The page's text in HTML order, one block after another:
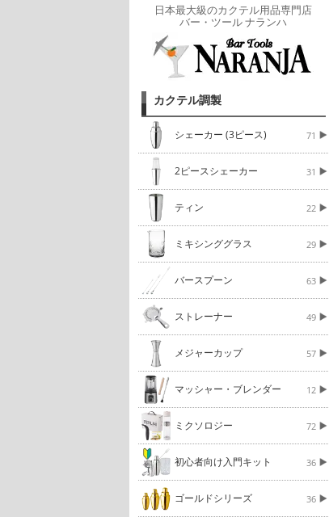
日本最大級のカクテル用品専門店
バー・ツール ナランハ
カクテル調製
シェーカー (3ピース) 71
2ピースシェーカー 31
ティン 22
ミキシンググラス 29
バースプーン 63
ストレーナー 49
メジャーカップ 57
マッシャー・ブレンダー 12
ミクソロジー 72
初心者向け入門キット 36
ゴールドシリーズ 36